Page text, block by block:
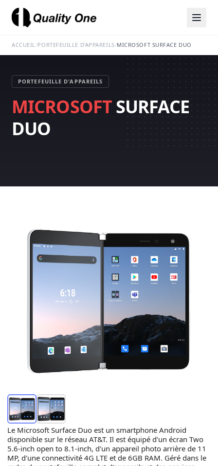
ACCUEIL/PORTEFEUILLE D'APPAREILS/MICROSOFT SURFACE DUO
PORTEFEUILLE D'APPAREILS
MICROSOFTSURFACE
DUO
Le Microsoft Surface Duo est un smartphone Android
disponible sur le réseau AT&T. Il est équipé d'un écran Two
5.6-inch open to 8.1-inch, d'un appareil photo arrière de 11
MP, d'une connectivité 4G LTE et de 6GB RAM. Géré dans le